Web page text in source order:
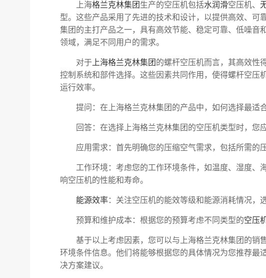
上海格兰克林集团 生产的空压机包括水润滑空压机、
型。这些产品采用了先进的技术和设计，以提供高效、可
集团的主打产品之一，具有高效节能、稳定可靠、低噪音
领域，满足不同用户的需求。
对于上海格兰克林集团 的螺杆空压机而言，其高效性
控制系统和部件选择。这些因素共同作用，使得螺杆空压
运行效率。
提问：在上海格兰克林集团的产品中，如何选择最适
回答：在选择上海格兰克林集团的空压机类型时，您应
应用需求：首先明确您的压缩空气需求，包括所需的压
工作环境：考虑您的工作环境条件，如温度、湿度、
响空压机的性能和寿命。
能源效率：关注空压机的能效等级和能源消耗情况，
预算和维护成本：根据您的预算考虑不同类型的空压
基于以上考虑因素，您可以与上海格兰克林集团的销
环境条件信息。他们将能够根据您的具体情况为您推荐最
决方案建议。